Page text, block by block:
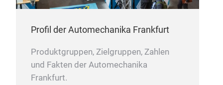
Profil der Automechanika Frankfurt
Produktgruppen, Zielgruppen, Zahlen
und Fakten der Automechanika
Frankfurt.